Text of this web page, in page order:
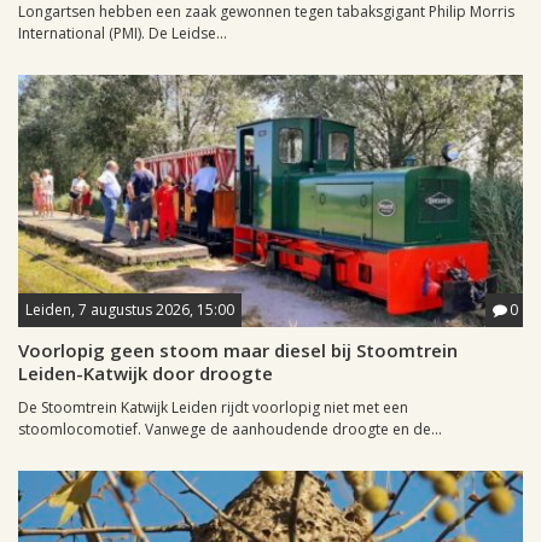
Longartsen hebben een zaak gewonnen tegen tabaksgigant Philip Morris
International (PMI). De Leidse...
Leiden, 7 augustus 2026, 15:00 0
Voorlopig geen stoom maar diesel bij Stoomtrein
Leiden-Katwijk door droogte
De Stoomtrein Katwijk Leiden rijdt voorlopig niet met een
stoomlocomotief. Vanwege de aanhoudende droogte en de...